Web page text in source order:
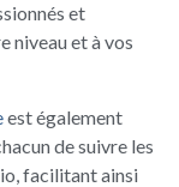
et
niveau et à vos
est également
de suivre les
facilitant ainsi